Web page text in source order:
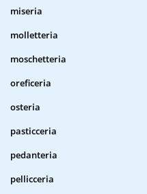
miseria
molletteria
moschetteria
oreficeria
osteria
pasticceria
pedanteria
pellicceria